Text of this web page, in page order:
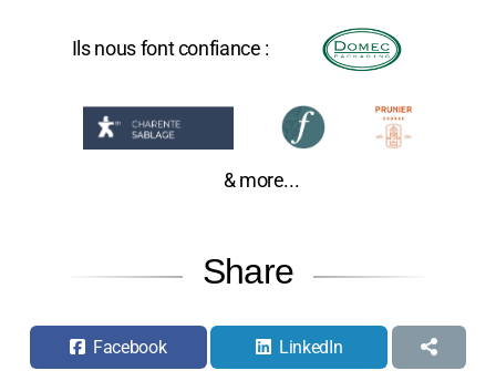
Ils nous font confiance :
& more...
Share
Facebook LinkedIn